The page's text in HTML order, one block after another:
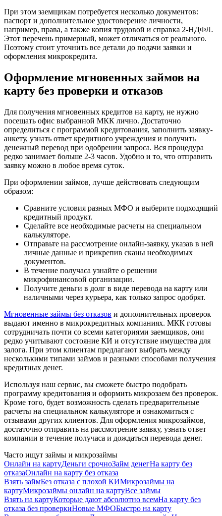
При этом заемщикам потребуется несколько документов:
паспорт и дополнительное удостоверение личности,
например, права, а также копия трудовой и справка 2-НДФЛ.
Этот перечень примерный, может отличаться от реального.
Поэтому стоит уточнить все детали до подачи заявки и
оформления микрокредита.
Оформление мгновенных займов на
карту без проверки и отказов
Для получения мгновенных кредитов на карту, не нужно
посещать офис выбранной МКК лично. Достаточно
определиться с программой кредитования, заполнить заявку-
анкету, узнать ответ кредитного учреждения и получить
денежный перевод при одобрении запроса. Вся процедура
редко занимает больше 2-3 часов. Удобно и то, что отправить
заявку можно в любое время суток.
При оформлении займов, лучше действовать следующим
образом:
Сравните условия разных МФО и выберите подходящий
кредитный продукт.
Сделайте все необходимые расчеты на специальном
калькуляторе.
Отправьте на рассмотрение онлайн-заявку, указав в ней
личные данные и прикрепив сканы необходимых
документов.
В течение получаса узнайте о решении
микрофинансовой организации.
Получите деньги в долг в виде перевода на карту или
наличными через курьера, как только запрос одобрят.
Мгновенные займы без отказов и дополнительных проверок
выдают именно в микрокредитных компаниях. МКК готовы
сотрудничать почти со всеми категориями заемщиков, они
редко учитывают состояние КИ и отсутствие имущества для
залога. При этом клиентам предлагают выбрать между
несколькими типами займов и разными способами получения
кредитных денег.
Используя наш сервис, вы сможете быстро подобрать
программу кредитования и оформить микрозаем без проверок.
Кроме того, будет возможность сделать предварительные
расчеты на специальном калькуляторе и ознакомиться с
отзывами других клиентов. Для оформления микрозаймов,
достаточно отправить на рассмотрение заявку, узнать ответ
компании в течение получаса и дождаться перевода денег.
Часто ищут займы и микрозаймы
Онлайн на картуДеньги срочноЗайм денегНа карту без
отказаОнлайн на карту без отказа
Взять займБез отказа с плохой КИМикрозаймы на
картуМикрозаймы онлайн на картуВсе займы
Взять на картуКоторые дают абсолютно всемНа карту без
отказа без проверкиНовые МФОБыстро на карту